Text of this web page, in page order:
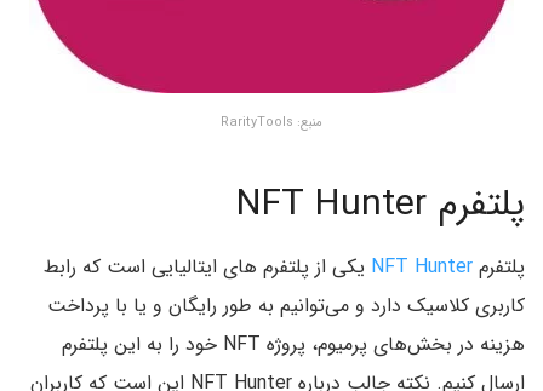
منبع: RarityTools
پلتفرم NFT Hunter
پلتفرم NFT Hunter یکی از پلتفرم های ایتالیایی است که رابط
کاربری کلاسیک دارد و می‌توانیم به طور رایگان و یا با پرداخت
هزینه در بخش‌های پرمیوم، پروژه NFT خود را به این پلتفرم
ارسال کنیم. نکته جالب درباره NFT Hunter این است که کاربران